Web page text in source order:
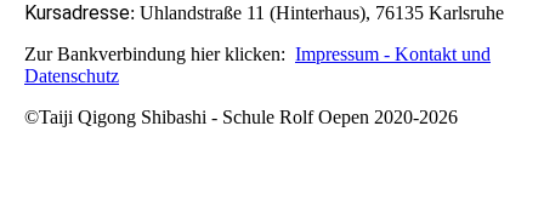
Kursadresse: Uhlandstraße 11 (Hinterhaus), 76135 Karlsruhe
Zur Bankverbindung hier klicken: Impressum - Kontakt und
Datenschutz
©Taiji Qigong Shibashi - Schule Rolf Oepen 2020-2026